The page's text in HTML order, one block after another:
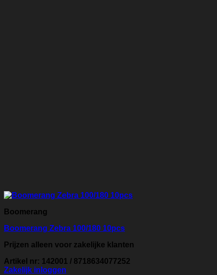
Boomerang
Boomerang Zebra 100/180 10pcs
Prijzen alleen voor zakelijke klanten
Artikel nr: 142001 / 8718634077252
Zakelijk inloggen